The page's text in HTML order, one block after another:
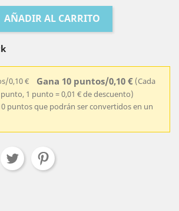
AÑADIR AL CARRITO
Gana 10 puntos/0,10 € (Cada
1 punto = 0,01 € de descuento)
puntos que podrán ser convertidos en un